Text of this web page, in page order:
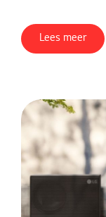
Lees meer